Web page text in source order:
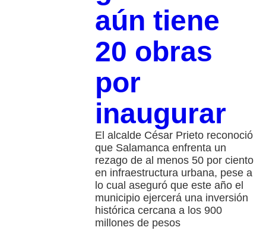
aún tiene
20 obras
por
inaugurar
El alcalde César Prieto reconoció
que Salamanca enfrenta un
rezago de al menos 50 por ciento
en infraestructura urbana, pese a
lo cual aseguró que este año el
municipio ejercerá una inversión
histórica cercana a los 900
millones de pesos